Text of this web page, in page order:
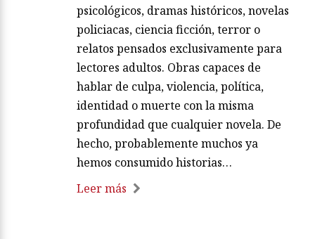
psicológicos, dramas históricos, novelas
policiacas, ciencia ficción, terror o
relatos pensados exclusivamente para
lectores adultos. Obras capaces de
hablar de culpa, violencia, política,
identidad o muerte con la misma
profundidad que cualquier novela. De
hecho, probablemente muchos ya
hemos consumido historias…
Leer más